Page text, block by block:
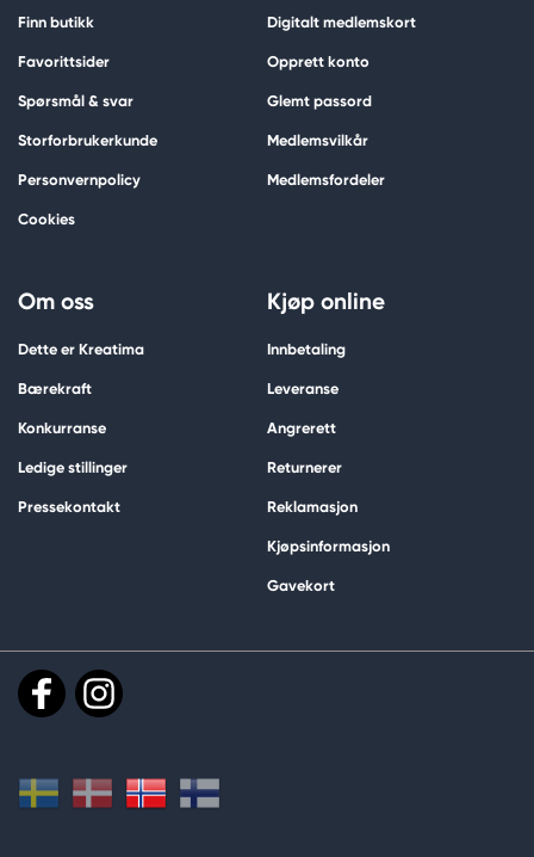
Finn butikk
Favorittsider
Spørsmål & svar
Storforbrukerkunde
Personvernpolicy
Cookies
Digitalt medlemskort
Opprett konto
Glemt passord
Medlemsvilkår
Medlemsfordeler
Om oss
Dette er Kreatima
Bærekraft
Konkurranse
Ledige stillinger
Pressekontakt
Kjøp online
Innbetaling
Leveranse
Angrerett
Returnerer
Reklamasjon
Kjøpsinformasjon
Gavekort